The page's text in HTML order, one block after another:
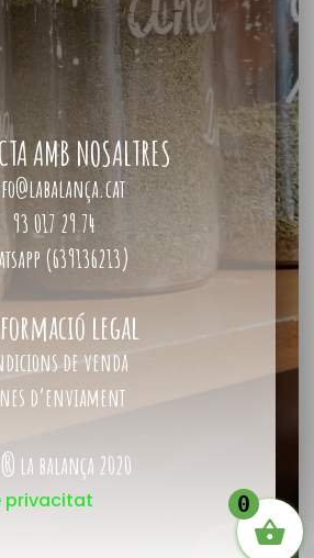
AMB NOSALTRES
93 017 29 74
(639136213)
legal
de venda
d’enviament
® la balança 2020
privacitat
0